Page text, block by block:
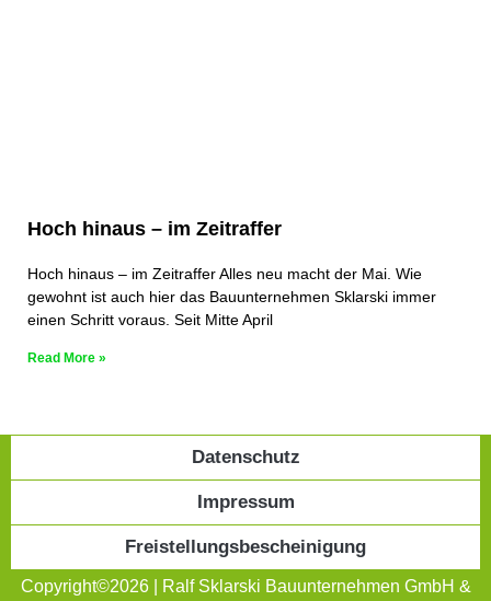
Hoch hinaus – im Zeitraffer
Hoch hinaus – im Zeitraffer Alles neu macht der Mai. Wie
gewohnt ist auch hier das Bauunternehmen Sklarski immer
einen Schritt voraus. Seit Mitte April
Read More »
Copyright©2026 | Ralf Sklarski Bauunternehmen GmbH &
Datenschutz
Impressum
Freistellungsbescheinigung